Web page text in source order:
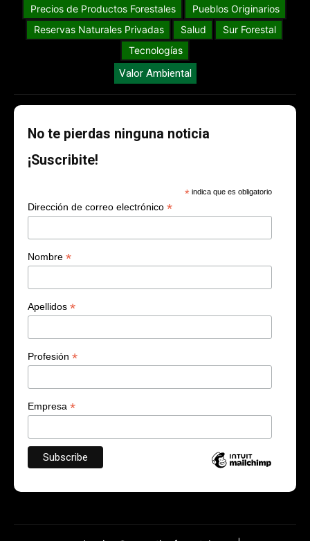
Precios de Productos Forestales
Pueblos Originarios
Reservas Naturales Privadas
Salud
Sur Forestal
Tecnologías
Valor Ambiental
No te pierdas ninguna noticia
¡Suscribite!
* indica que es obligatorio
Dirección de correo electrónico *
Nombre *
Apellidos *
Profesión *
Empresa *